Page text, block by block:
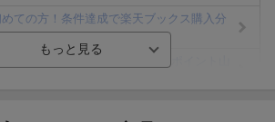
めての方！条件達成で楽天ブックス購入分